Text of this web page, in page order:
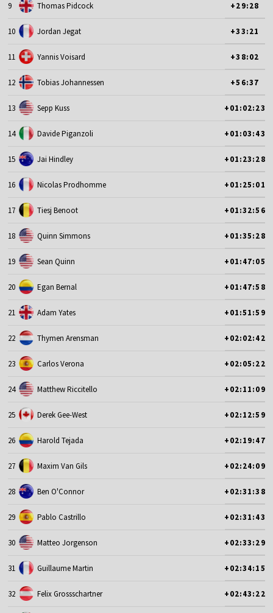
9 Thomas Pidcock +29:28
10 Jordan Jegat +33:21
11 Yannis Voisard +38:02
12 Tobias Johannessen +56:37
13 Sepp Kuss +01:02:23
14 Davide Piganzoli +01:03:43
15 Jai Hindley +01:23:28
16 Nicolas Prodhomme +01:25:01
17 Tiesj Benoot +01:32:56
18 Quinn Simmons +01:35:28
19 Sean Quinn +01:47:05
20 Egan Bernal +01:47:58
21 Adam Yates +01:51:59
22 Thymen Arensman +02:02:42
23 Carlos Verona +02:05:22
24 Matthew Riccitello +02:11:09
25 Derek Gee-West +02:12:59
26 Harold Tejada +02:19:47
27 Maxim Van Gils +02:24:09
28 Ben O'Connor +02:31:38
29 Pablo Castrillo +02:31:43
30 Matteo Jorgenson +02:33:29
31 Guillaume Martin +02:34:15
32 Felix Grossschartner +02:43:22